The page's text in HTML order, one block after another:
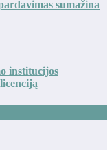
sumažina
institucijos